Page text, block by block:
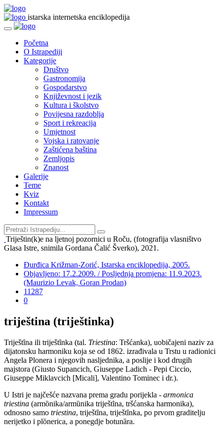
istarska internetska enciklopedija
Početna
O Istrapediji
Kategorije
Društvo
Gastronomija
Gospodarstvo
Književnost i jezik
Kultura i školstvo
Povijesna razdoblja
Sport i rekreacija
Umjetnost
Vojska i ratovanje
Zaštićena baština
Zemljopis
Znanost
Galerije
Teme
Kviz
Kontakt
Impressum
Triještin(k)e na ljetnoj pozornici u Roču, (fotografija vlasništvo
Glasa Istre, snimila Gordana Čalić Šverko), 2021.
Đurđica Križman-Zorić, Istarska enciklopedija, 2005.
Objavljeno: 17.2.2009. / Posljednja promjena: 11.9.2023.
(Maurizio Levak, Goran Prodan)
11287
0
triještina (triještinka)
Triještȋna ili triještȋnka (tal. Triestina: Tršćanka), uobičajeni naziv za
dijatonsku harmoniku koja se od 1862. izrađivala u Trstu u radionici
Angela Plonera i njegovih nasljednika, a poslije i kod drugih
majstora (Giusto Supancich, Giuseppe Ladich - Pepi Ciccio,
Giuseppe Miklavcich [Micali], Valentino Tominec i dr.).
U Istri je najčešće nazvana prema gradu porijekla - armonica
triestina (armȍnika/armȕnika triještȋna, tršćanska harmonika),
odnosno samo triestina, triještȋna, triještȋnka, po prvom graditelju
nerijetko i plȍnerica, a ponegdje botunȁra.